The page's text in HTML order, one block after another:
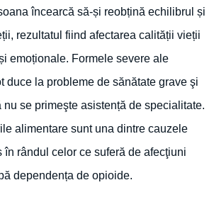
încearcă să-și reobțină echilibrul și
rezultatul fiind afectarea calității vieții
emoționale. Formele severe ale
duce la probleme de sănătate grave şi
se primeşte asistență de specialitate.
alimentare sunt una dintre cauzele
în rândul celor ce suferă de afecţiuni
dependența de opioide.